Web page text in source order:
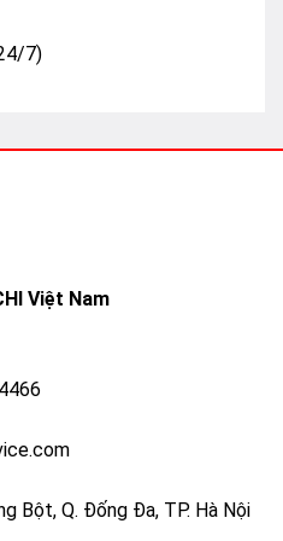
R-SG31BPG, người tiêu
lỗi phổ biến liên quan
gặp nhất là sự biến động
chủ yếu có thể do
bo mạch không phản
biến.
cảm biến và nếu cần
đảm bảo hệ thống hoạt
7)
Việt Nam
Bột, Q. Đống Đa, TP. Hà Nội